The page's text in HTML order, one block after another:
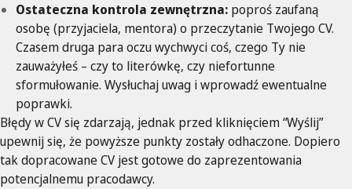
Ostateczna kontrola zewnętrzna: poproś zaufaną
osobę (przyjaciela, mentora) o przeczytanie Twojego CV.
Czasem druga para oczu wychwyci coś, czego Ty nie
zauważyłeś – czy to literówkę, czy niefortunne
sformułowanie. Wysłuchaj uwag i wprowadź ewentualne
poprawki.
Błędy w CV się zdarzają, jednak przed kliknięciem “Wyślij”
upewnij się, że powyższe punkty zostały odhaczone. Dopiero
tak dopracowane CV jest gotowe do zaprezentowania
potencjalnemu pracodawcy.